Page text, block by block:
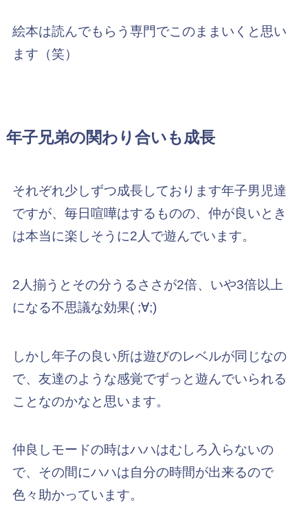
絵本は読んでもらう専門でこのままいくと思い
ます（笑）
年子兄弟の関わり合いも成長
それぞれ少しずつ成長しております年子男児達
ですが、毎日喧嘩はするものの、仲が良いとき
は本当に楽しそうに2人で遊んでいます。
2人揃うとその分うるささが2倍、いや3倍以上
になる不思議な効果( ;∀;)
しかし年子の良い所は遊びのレベルが同じなの
で、友達のような感覚でずっと遊んでいられる
ことなのかなと思います。
仲良しモードの時はハハはむしろ入らないの
で、その間にハハは自分の時間が出来るので
色々助かっています。